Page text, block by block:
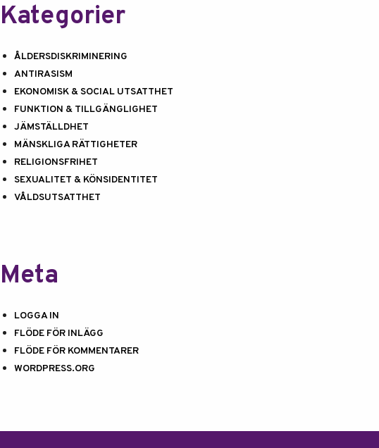
Kategorier
ÅLDERSDISKRIMINERING
ANTIRASISM
EKONOMISK & SOCIAL UTSATTHET
FUNKTION & TILLGÄNGLIGHET
JÄMSTÄLLDHET
MÄNSKLIGA RÄTTIGHETER
RELIGIONSFRIHET
SEXUALITET & KÖNSIDENTITET
VÅLDSUTSATTHET
Meta
LOGGA IN
FLÖDE FÖR INLÄGG
FLÖDE FÖR KOMMENTARER
WORDPRESS.ORG